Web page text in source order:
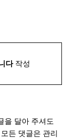
다작성
을 달아 주셔도
든 댓글은 관리